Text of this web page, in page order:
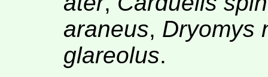
araneus, Dryomys
glareolus.